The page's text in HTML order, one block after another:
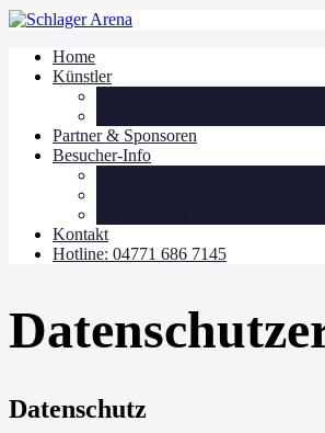
Home
Künstler
Partner & Sponsoren
Besucher-Info
Kontakt
Hotline: 04771 686 7145
Datenschutz